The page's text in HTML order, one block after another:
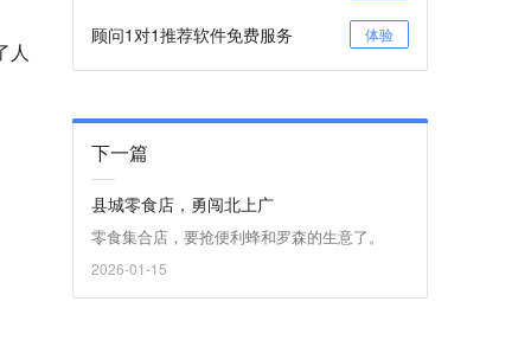
人
顾问1对1推荐软件免费服务 体验
下一篇
县城零食店，勇闯北上广
零食集合店，要抢便利蜂和罗森的生意了。
2026-01-15